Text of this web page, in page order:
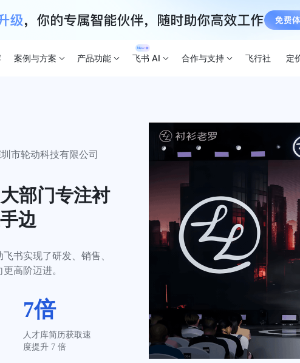
案例与方案 产品功能 飞书 AI 合作与支持 飞行社 定
市轮动科技有限公司
部门专注衬
边
书实现了研发、销售、
高阶迈进。
7倍
人才库简历获取速
度提升 7 倍